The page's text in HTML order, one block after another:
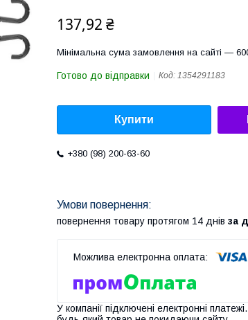
137,92 ₴
Мінімальна сума замовлення на сайті —
Готово до відправки Код: 1354291183
Купити
+380 (98) 200-63-60
повернення товару протягом 14 днів за
У компанії підключені електронні